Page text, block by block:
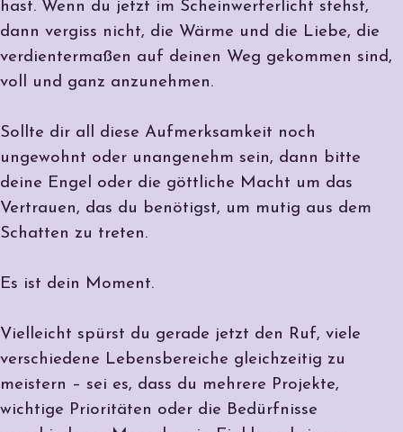
hast. Wenn du jetzt im Scheinwerferlicht stehst,
dann vergiss nicht, die Wärme und die Liebe, die
verdientermaßen auf deinen Weg gekommen sind,
voll und ganz anzunehmen.
Sollte dir all diese Aufmerksamkeit noch
ungewohnt oder unangenehm sein, dann bitte
deine Engel oder die göttliche Macht um das
Vertrauen, das du benötigst, um mutig aus dem
Schatten zu treten.
Es ist dein Moment.
Vielleicht spürst du gerade jetzt den Ruf, viele
verschiedene Lebensbereiche gleichzeitig zu
meistern – sei es, dass du mehrere Projekte,
wichtige Prioritäten oder die Bedürfnisse